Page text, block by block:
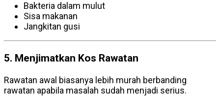
Bakteria dalam mulut
Sisa makanan
Jangkitan gusi
5. Menjimatkan Kos Rawatan
Rawatan awal biasanya lebih murah berbanding
rawatan apabila masalah sudah menjadi serius.